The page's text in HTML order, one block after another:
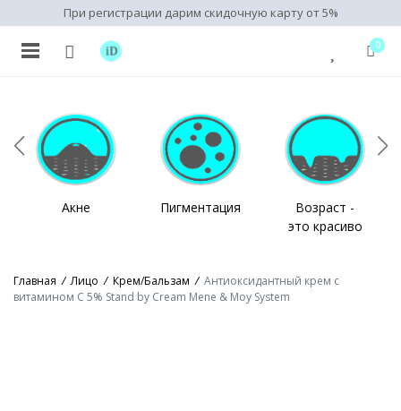
При регистрации дарим скидочную карту от 5%
0
Акне Пигментация
Возраст -
это красиво
Главная / Лицо / Крем/Бальзам / Антиоксидантный крем с
витамином С 5% Stand by Cream Mene & Moy System